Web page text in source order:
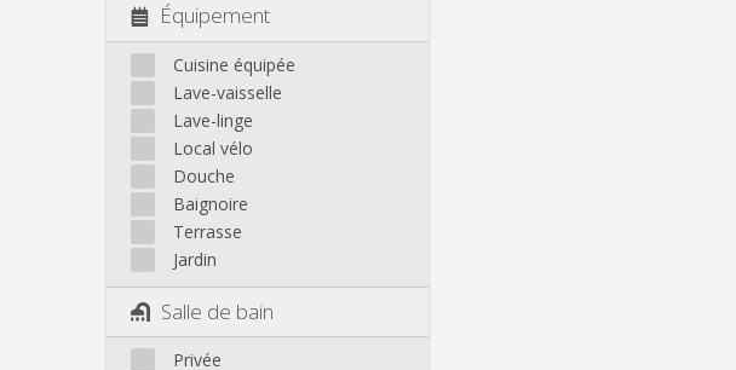
Équipement
Cuisine équipée
Lave-vaisselle
Lave-linge
Local vélo
Douche
Baignoire
Terrasse
Jardin
Salle de bain
Privée